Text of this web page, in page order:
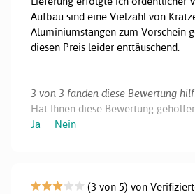
Aufbau sind eine Vielzahl von
Aluminiumstangen zum Vorschein
diesen Preis leider enttäuschend.
3 von 3 fanden diese Bewertung
Hat Ihnen diese Bewertung
Ja
Nein
(3 von 5) von